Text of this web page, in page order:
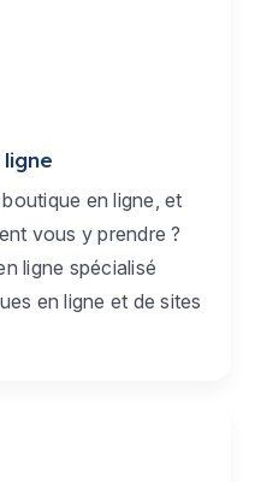
en ligne, et
vous y prendre ?
ligne spécialisé
en ligne et de sites